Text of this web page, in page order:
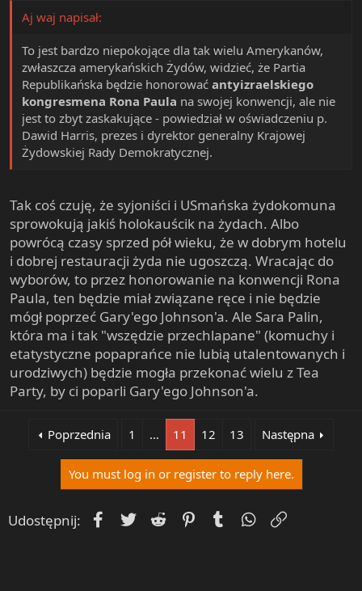
Aj waj napisał:
To jest bardzo niepokojące dla tak wielu Amerykanów,
zwłaszcza amerykańskich Żydów, widzieć, że Partia
Republikańska będzie honorować antyizraelskiego
kongresmena Rona Paula na swojej konwencji, ale nie
jest to zbyt zaskakujące - powiedział w oświadczeniu p.
Dawid Harris, prezes i dyrektor generalny Krajowej
Żydowskiej Rady Demokratycznej.
Tak coś czuję, że syjoniści i USmańska żydokomuna
sprowokują jakiś holokauścik na żydach. Albo
powrócą czasy sprzed pół wieku, że w dobrym hotelu
i dobrej restauracji żyda nie ugoszczą. Wracając do
wyborów, to przez honorowanie na konwencji Rona
Paula, ten będzie miał związane ręce i nie będzie
mógł poprzeć Gary'ego Johnson'a. Ale Sara Palin,
która ma i tak "wszędzie przechlapane" (komuchy i
etatystyczne popaprańce nie lubią utalentowanych i
urodziwych) będzie mogła przekonać wielu z Tea
Party, by ci poparli Gary'ego Johnson'a.
Poprzednia 1 … 11 12 13 Następna
You must log in or register to reply here.
Udostępnij: Facebook
Twitter Reddit PinterestTumblrWhatsApp